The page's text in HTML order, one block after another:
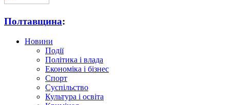
Полтавщина:
Новини
Події
Політика і влада
Економіка і бізнес
Спорт
Суспільство
Культура і освіта